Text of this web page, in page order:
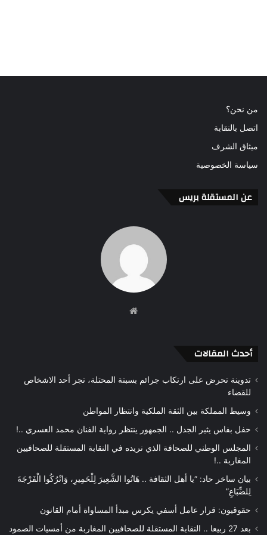
من نحن؟
اتصل بالنقابة
ميثاق الشرف
سياسة الخصوصية
عن المستقلة بريس
أحدث المقالات
تدوينة تحرض على ارتكاب جرائم بسبتة المحتلة، تجر أحد الاشخاص
للقضاء
وسيط المملكة بين الثقة الملكية وانتظار المواطن
حفل بفاس يثير الجدل .. الجمهور ينتظر رواية الفنان محمد العسري ..!
المجلس الوطني للصحافة الذي نريده في النقابة المستقلة للصحافيين
المغاربة ..!
بيان ساخر حاد: “يا أهل الثقافة .. هَاتُوا الشَّعِيرَ لِلْحَمِيرِ، وَاتْرُكُوا الْفَرْجَةَ
لِلضِّبَاعِ”
حقوقيون: قرار عامل أسفي يكرس مبدأ المساواة أمام القانون
بعد 27 ربيعا .. النقابة المستقلة للصحافيين المغاربة من أمسيات الصمود